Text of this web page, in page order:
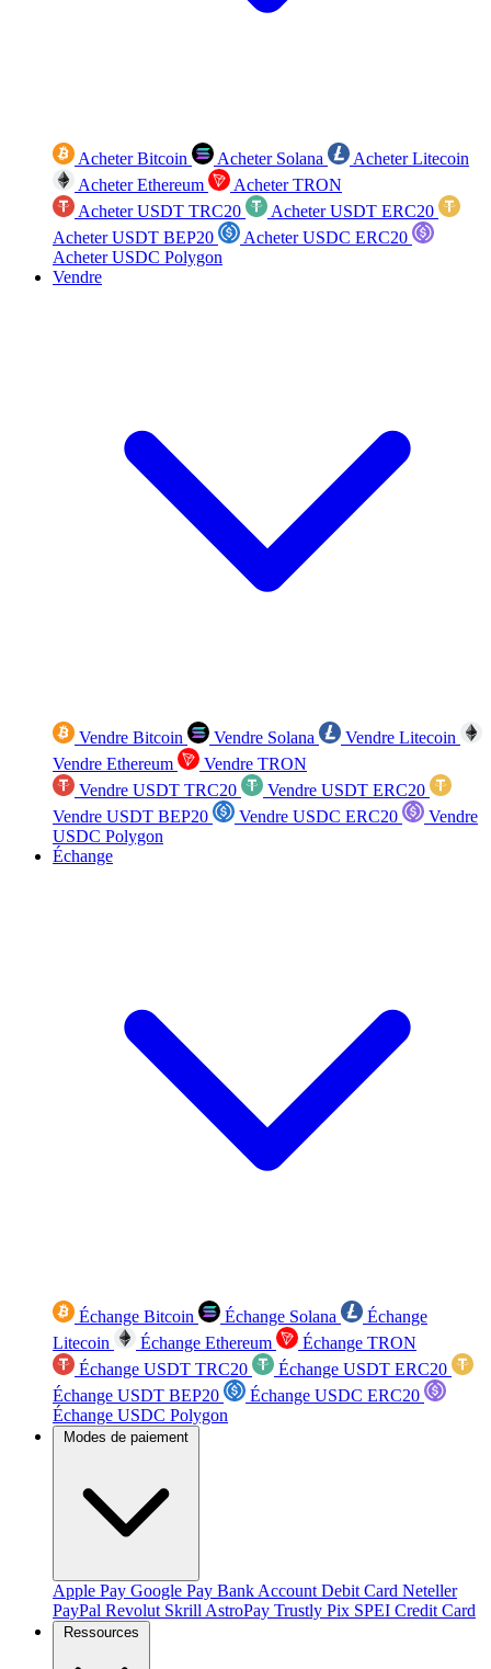
Acheter Bitcoin Acheter Solana
Acheter Litecoin
Acheter Ethereum
Acheter TRON
Acheter USDT TRC20
Acheter USDT ERC20
Acheter USDT BEP20
Acheter USDC ERC20
Acheter USDC Polygon
Vendre
Vendre Bitcoin Vendre Solana
Vendre Litecoin
Vendre Ethereum
Vendre TRON
Vendre USDT TRC20
Vendre USDT ERC20
Vendre USDT BEP20
Vendre USDC ERC20
Vendre
USDC Polygon
Échange
Échange Bitcoin Échange Solana
Échange
Litecoin
Échange Ethereum
Échange TRON
Échange USDT TRC20
Échange USDT ERC20
Échange USDT BEP20
Échange USDC ERC20
Échange USDC Polygon
Modes de paiement
Apple Pay Google Pay Bank Account Debit Card Neteller
PayPal Revolut Skrill AstroPay Trustly Pix SPEI Credit Card
Ressources